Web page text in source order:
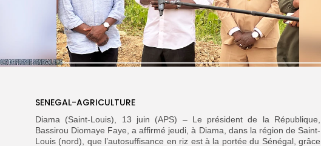
SENEGAL-AGRICULTURE
Diama (Saint-Louis), 13 juin (APS) – Le président de la République,
Bassirou Diomaye Faye, a affirmé jeudi, à Diama, dans la région de Saint-
Louis (nord), que l’autosuffisance en riz est à la portée du Sénégal, grâce